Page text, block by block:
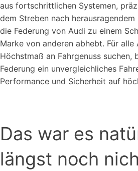
aus fortschrittlichen Systemen,
dem Streben nach
die Federung von Audi zu einem
Marke von anderen abhebt. Für alle
Höchstmaß an Fahrgenuss suchen,
Federung ein unvergleichliches
Performance und Sicherheit auf
Das war es
längst noch